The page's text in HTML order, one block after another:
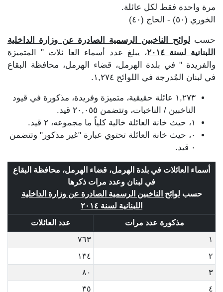
مرة واحدة فقط لكل عائلة.
الخوري (٥٠) - الحاج (٤٠)
حسبلوائح الناخبين الرسمية الصادرة عن وزارة الداخلية
اللبنانية لسنة ٢٠١٤
، يبلغ عدد أسماء العا ئلات " المتميزة
والفريدة " في بلدة الهرمل، قضاء الهرمل، محافظة البقاع
في لبنان المُدرجة في اللوائح ١,٢٧٤.
١,٢٧٣ عائلة حقيقية، متميزة وفريدة، مذكورة في قيود
الناخبين / الناخبات، وتتضمن ٢٠,٠٥٥ قيد.
١، حيث خانة العائلة خالية كلياً ما مجموعه، ٢ قيد.
٠، حيث خانة العائلة تحتوي عبارة "غير مذكور" وتتضمن
٠ قيد.
أسماء العائلات في بلدة الهرمل، قضاء الهرمل، محافظة البقاع
في لبنان وعدد مرات ذكرها
حسب لوائح الناخبين الرسمية الصادرة عن وزارة الداخلية
اللبنانية لسنة ٢٠١٤
مذكورة عدد مرات
عدد العائلات
١
٧٦٣
٢
١٣٤
٣
٨٠
٤
٣٥